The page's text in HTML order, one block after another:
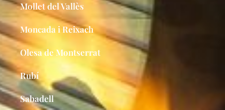
Mollet del Vallès
Moncada i Reixach​
Olesa de Montserrat
Rubí
Sabadell